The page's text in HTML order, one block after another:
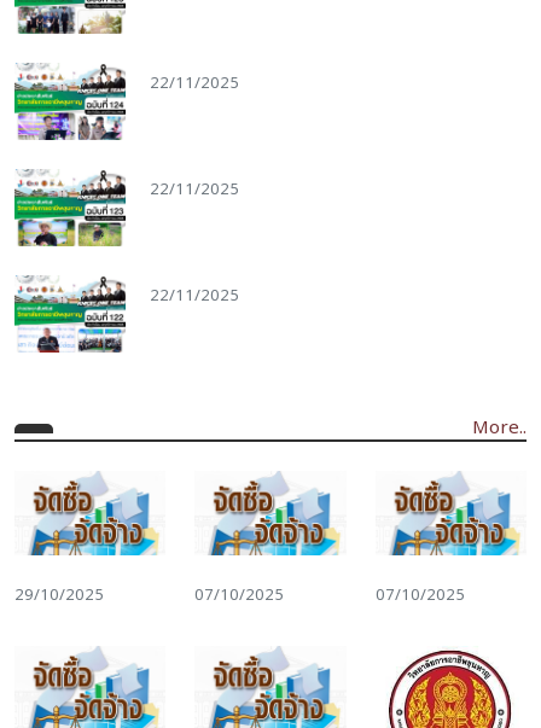
22/11/2025
22/11/2025
22/11/2025
More..
29/10/2025 07/10/2025 07/10/2025